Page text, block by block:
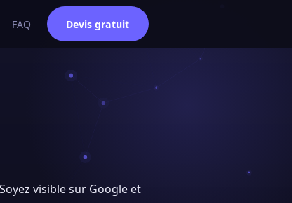
FAQ Devis gratuit
visible sur Google et